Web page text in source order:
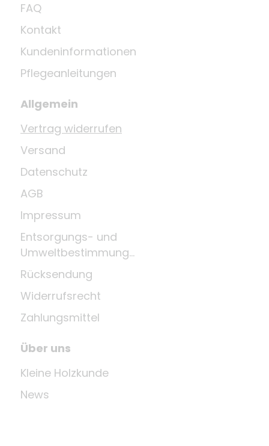
FAQ
Kontakt
Kundeninformationen
Pflegeanleitungen
Allgemein
Vertrag widerrufen
Versand
Datenschutz
AGB
Impressum
Entsorgungs- und
Umweltbestimmungen
Rücksendung
Widerrufsrecht
Zahlungsmittel
Über uns
Kleine Holzkunde
News